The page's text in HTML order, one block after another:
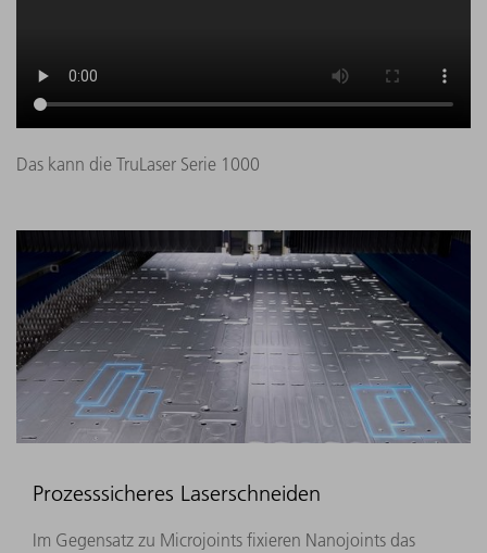
Das kann die TruLaser Serie 1000
Prozesssicheres Laserschneiden
Im Gegensatz zu Microjoints fixieren Nanojoints das